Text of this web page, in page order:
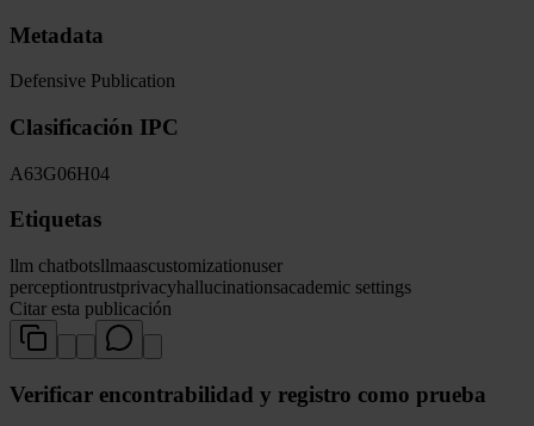
Metadata
Defensive Publication
Clasificación IPC
A63G06H04
Etiquetas
llm chatbotsllmaascustomizationuser
perceptiontrustprivacyhallucinationsacademic settings
Citar esta publicación
Verificar encontrabilidad y registro como prueba